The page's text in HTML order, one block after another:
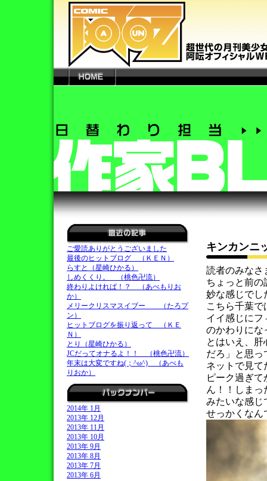
ご愛読ありがとうございました
最後のヒットブログ （ＫＥＮ）
らすと（星崎ひかる）
しめくくり。 （桃色卍流）
終わりよければ！？ （あべもりお
か）
メリークリスマスイブー （たろプ
ン）
ヒットブログを振り返って （ＫＥ
Ｎ）
とり（星崎ひかる）
JCだってオナるよ！！ （桃色卍流）
年末は大変ですね(；^ω^) （あべも
りおか）
2014年 1月
2013年 12月
2013年 11月
2013年 10月
2013年 9月
2013年 8月
2013年 7月
2013年 6月
キンカンニ
読者のみなさ
ちょっと前の
妙な感じでし
こちら千葉
イイ感じにフ
のかわりにな
とはいえ、
だろ」と思っ
ネットで見て
ピーク過ぎ
ん！！しまっ
みたいな感
せっかくなん